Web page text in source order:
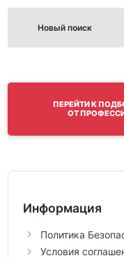
Новый поиск
ПЕРЕЙТИ К
ОТ
Информация
Политика
Условия